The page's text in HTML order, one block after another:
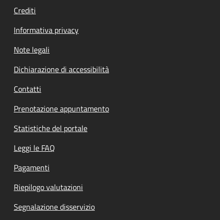
Crediti
Informativa privacy
Note legali
Dichiarazione di accessibilità
Contatti
Prenotazione appuntamento
Statistiche del portale
Leggi le FAQ
Pagamenti
Riepilogo valutazioni
Segnalazione disservizio